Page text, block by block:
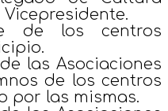
de los centros
las Asociaciones
de los centros
por las mismas.